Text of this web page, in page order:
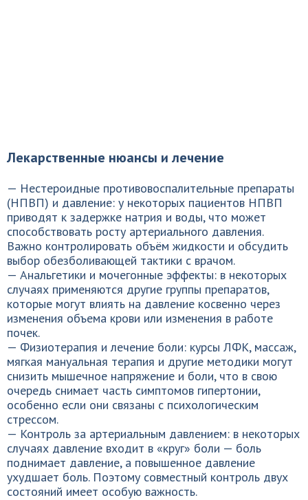
Лекарственные нюансы и лечение
— Нестероидные противовоспалительные препараты
(НПВП) и давление: у некоторых пациентов НПВП
приводят к задержке натрия и воды, что может
способствовать росту артериального давления.
Важно контролировать объём жидкости и обсудить
выбор обезболивающей тактики с врачом.
— Анальгетики и мочегонные эффекты: в некоторых
случаях применяются другие группы препаратов,
которые могут влиять на давление косвенно через
изменения объема крови или изменения в работе
почек.
— Физиотерапия и лечение боли: курсы ЛФК, массаж,
мягкая мануальная терапия и другие методики могут
снизить мышечное напряжение и боли, что в свою
очередь снимает часть симптомов гипертонии,
особенно если они связаны с психологическим
стрессом.
— Контроль за артериальным давлением: в некоторых
случаях давление входит в «круг» боли — боль
поднимает давление, а повышенное давление
ухудшает боль. Поэтому совместный контроль двух
состояний имеет особую важность.